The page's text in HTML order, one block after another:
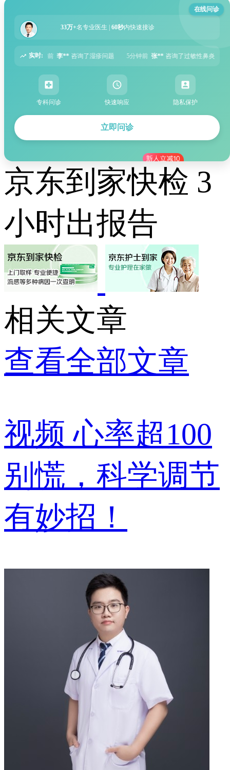
在线问诊
33万+名专业医生 | 60秒内快速接诊
实时:
5分钟前 张** 咨询了过敏性鼻炎问题 6分钟前 周** 咨询了胃痛问题
专科问诊 快速响应 隐私保护
立即问诊
京东到家快检 3
小时出报告
相关文章
查看全部文章
视频 心率超100
别慌，科学调节
有妙招！